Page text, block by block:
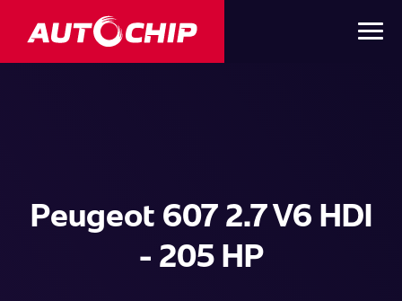
Peugeot 607 2.7 V6 HDI
- 205 HP